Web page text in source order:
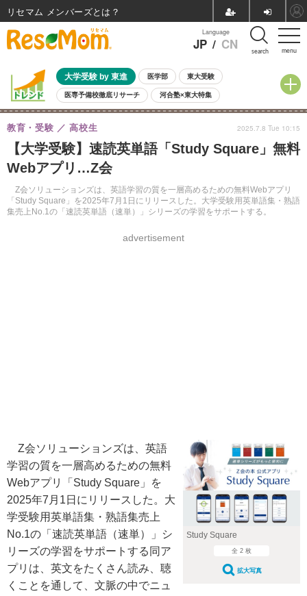
menu
Language
JP / CN search
大学受験 by 東進 医学部 東大受験
医専予備校徹底リサーチ 河合塾×東大特集
親子で考える大学選び 高校受験 中学受験 小学校受験
共通テスト 夏休み
8月開催イベント・WS 全国公立高校 過去問 人気記事
自由研究教材（小学生向け）
【大学受験】速読英単語「Study Square」無料
Webアプリ…Z会
Z会ソリューションズは、英語学習の質を一層高めるための無料Webアプリ
「Study Square」を2025年7月1日にリリースした。大学受験用英単語集・熟語
集売上No.1の「速読英単語（速単）」シリーズの学習をサポートする。
教育・受験 高校生
advertisement
2025.7.8 Tue 10:15
Study Square
全 2 枚
拡大写真
Z会ソリューションズは、英語
学習の質を一層高めるための無料
Webアプリ「Study Square」を
2025年7月1日にリリースした。大
学受験用英単語集・熟語集売上
No.1の「速読英単語（速単）」シ
リーズの学習をサポートする同ア
プリは、英文をたくさん読み、聴
くことを通して、文脈の中でニュ
リセマム メンバーズ